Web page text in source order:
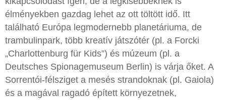
élményekben gazdag lehet az ott töltött idő. Itt
található Európa legmodernebb planetáriuma, de
trambulinpark, több kreatív játszótér (pl. a Forcki
„Charlottenburg für Kids”) és múzeum (pl. a
Deutsches Spionagemuseum Berlin) is várja őket. A
Sorrentói-félsziget a mesés strandoknak (pl. Gaiola)
és a magával ragadó épített környezetnek,